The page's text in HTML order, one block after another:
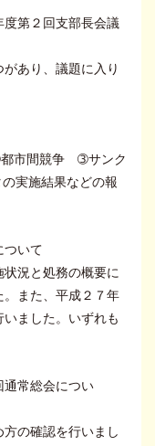
第２回支部長会議
あり、議題に入り
市間競争 ➂サンク
実施結果などの報
いて
況と処務の概要に
また、平成２７年
ました。いずれも
常総会につい
の確認を行いまし